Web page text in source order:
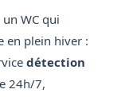
WC qui
en plein hiver :
détection
24h/7,